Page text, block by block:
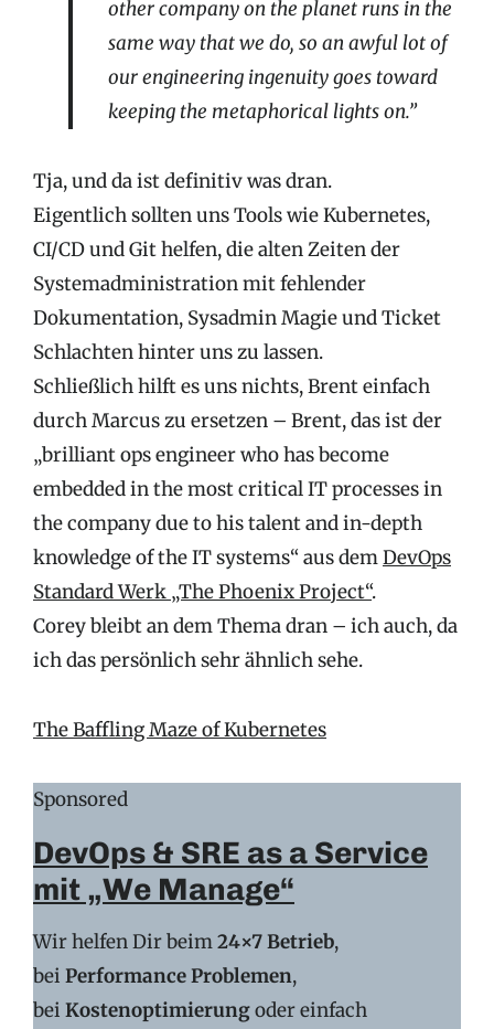
other company on the planet runs in the
same way that we do, so an awful lot of
our engineering ingenuity goes toward
keeping the metaphorical lights on.”
Tja, und da ist definitiv was dran.
Eigentlich sollten uns Tools wie Kubernetes,
CI/CD und Git helfen, die alten Zeiten der
Systemadministration mit fehlender
Dokumentation, Sysadmin Magie und Ticket
Schlachten hinter uns zu lassen.
Schließlich hilft es uns nichts, Brent einfach
durch Marcus zu ersetzen – Brent, das ist der
„brilliant ops engineer who has become
embedded in the most critical IT processes in
the company due to his talent and in-depth
knowledge of the IT systems“ aus demDevOps
Standard Werk „The Phoenix Project“.
Corey bleibt an dem Thema dran – ich auch, da
ich das persönlich sehr ähnlich sehe.
The Baffling Maze of Kubernetes
Sponsored
DevOps & SRE as a Service
mit „We Manage“
Wir helfen Dir beim24×7 Betrieb,
bei Performance Problemen,
bei Kostenoptimierungoder einfach